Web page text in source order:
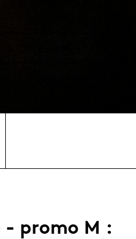
- promo M :